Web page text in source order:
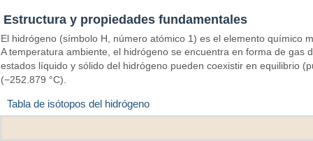
Estructura y propiedades fundamentales
El hidrógeno (símbolo H, número atómico 1) es el elemento químico
A temperatura ambiente, el hidrógeno se encuentra en forma de
estados líquido y sólido del hidrógeno pueden coexistir en equilibrio
(−252.879 °C).
Tabla de isótopos del hidrógeno